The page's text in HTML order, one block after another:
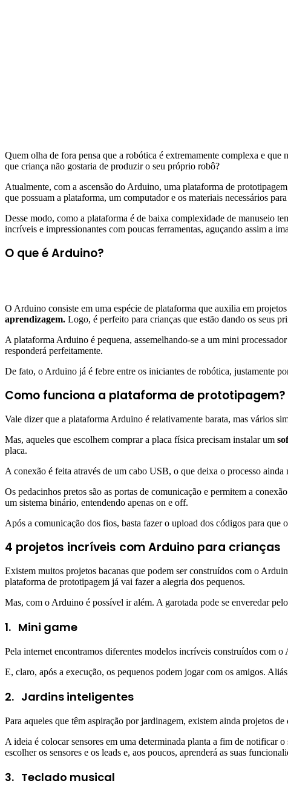
Quem olha de fora pensa que a robótica é extremamente complexa e que
que criança não gostaria de produzir o seu próprio robô?
Atualmente, com a ascensão do Arduino, uma plataforma de
que possuam a plataforma, um computador e os materiais necessários
Desse modo, como a plataforma é de baixa complexidade de manuseio
incríveis e impressionantes com poucas ferramentas, aguçando assim a
O que é Arduino?
O Arduino consiste em uma espécie de plataforma que auxilia em
aprendizagem. Logo, é perfeito para crianças que estão dando os seus
A plataforma Arduino é pequena, assemelhando-se a um mini
responderá perfeitamente.
De fato, o Arduino já é febre entre os iniciantes de robótica, justamente
Como funciona a plataforma de prototipagem?
Vale dizer que a plataforma Arduino é relativamente barata, mas vários
Mas, aqueles que escolhem comprar a placa física precisam instalar um
placa.
A conexão é feita através de um cabo USB, o que deixa o processo
Os pedacinhos pretos são as portas de comunicação e permitem a
um sistema binário, entendendo apenas on e off.
Após a comunicação dos fios, basta fazer o upload dos códigos para que
4 projetos incríveis com Arduino para crianças
Existem muitos projetos bacanas que podem ser construídos com o
plataforma de prototipagem já vai fazer a alegria dos pequenos.
Mas, com o Arduino é possível ir além. A garotada pode se enveredar
1. Mini game
Pela internet encontramos diferentes modelos incríveis construídos com
E, claro, após a execução, os pequenos podem jogar com os amigos.
2. Jardins inteligentes
Para aqueles que têm aspiração por jardinagem, existem ainda projetos
A ideia é colocar sensores em uma determinada planta a fim de notificar
escolher os sensores e os leads e, aos poucos, aprenderá as suas
3. Teclado musical